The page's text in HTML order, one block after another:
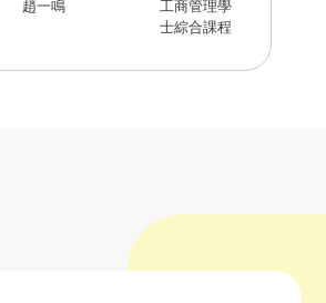
趙一鳴
工商管理學
士綜合課程